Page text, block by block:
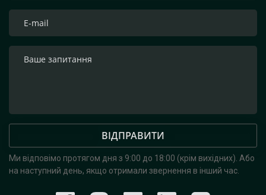
ВІДПРАВИТИ
Ми відповімо протягом дня з 9:00 до 18:00 (крім вихідних). Або
на наступний день, якщо отримали звернення в інший час.